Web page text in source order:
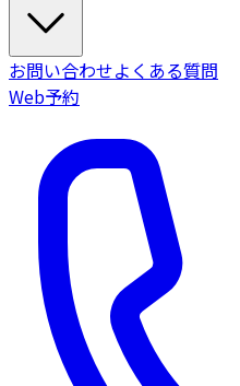
お問い合わせよくある質問
Web予約